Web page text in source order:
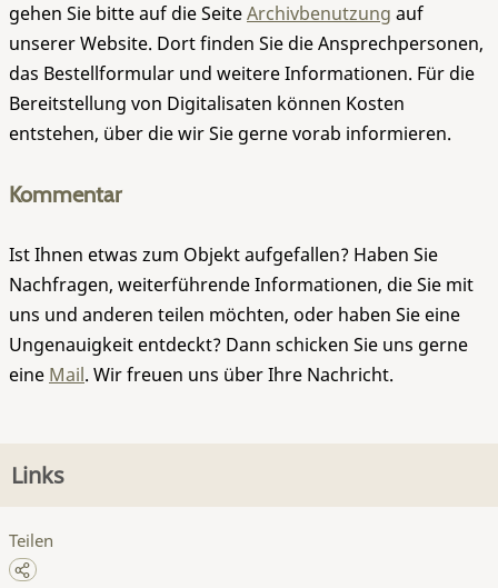
gehen Sie bitte auf die SeiteArchivbenutzung auf
unserer Website. Dort finden Sie die Ansprechpersonen,
das Bestellformular und weitere Informationen. Für die
Bereitstellung von Digitalisaten können Kosten
entstehen, über die wir Sie gerne vorab informieren.
Kommentar
Ist Ihnen etwas zum Objekt aufgefallen? Haben Sie
Nachfragen, weiterführende Informationen, die Sie mit
uns und anderen teilen möchten, oder haben Sie eine
Ungenauigkeit entdeckt? Dann schicken Sie uns gerne
eine Mail. Wir freuen uns über Ihre Nachricht.
Links
Teilen